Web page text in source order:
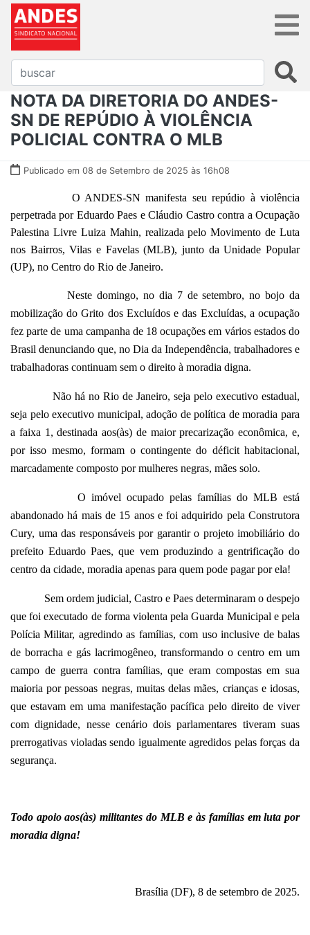
NOTA DA DIRETORIA DO ANDES-
SN DE REPÚDIO À VIOLÊNCIA
POLICIAL CONTRA O MLB
Publicado em 08 de Setembro de 2025 às 16h08
O ANDES-SN manifesta seu repúdio à violência
perpetrada por Eduardo Paes e Cláudio Castro contra a Ocupação
Palestina Livre Luiza Mahin, realizada pelo Movimento de Luta
nos Bairros, Vilas e Favelas (MLB), junto da Unidade Popular
(UP), no Centro do Rio de Janeiro.
Neste domingo, no dia 7 de setembro, no bojo da
mobilização do Grito dos Excluídos e das Excluídas, a ocupação
fez parte de uma campanha de 18 ocupações em vários estados do
Brasil denunciando que, no Dia da Independência, trabalhadores e
trabalhadoras continuam sem o direito à moradia digna.
Não há no Rio de Janeiro, seja pelo executivo estadual,
seja pelo executivo municipal, adoção de política de moradia para
a faixa 1, destinada aos(às) de maior precarização econômica, e,
por isso mesmo, formam o contingente do déficit habitacional,
marcadamente composto por mulheres negras, mães solo.
O imóvel ocupado pelas famílias do MLB está
abandonado há mais de 15 anos e foi adquirido pela Construtora
Cury, uma das responsáveis por garantir o projeto imobiliário do
prefeito Eduardo Paes, que vem produzindo a gentrificação do
centro da cidade, moradia apenas para quem pode pagar por ela!
Sem ordem judicial, Castro e Paes determinaram o despejo
que foi executado de forma violenta pela Guarda Municipal e pela
Polícia Militar, agredindo as famílias, com uso inclusive de balas
de borracha e gás lacrimogêneo, transformando o centro em um
campo de guerra contra famílias, que eram compostas em sua
maioria por pessoas negras, muitas delas mães, crianças e idosas,
que estavam em uma manifestação pacífica pelo direito de viver
com dignidade, nesse cenário dois parlamentares tiveram suas
prerrogativas violadas sendo igualmente agredidos pelas forças da
segurança.
Todo apoio aos(às) militantes do MLB e às famílias em luta por
moradia digna!
Brasília (DF), 8 de setembro de 2025.